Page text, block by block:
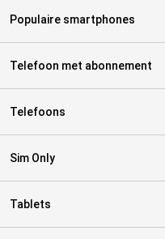
Populaire smartphones
Telefoon met abonnement
Telefoons
Sim Only
Tablets